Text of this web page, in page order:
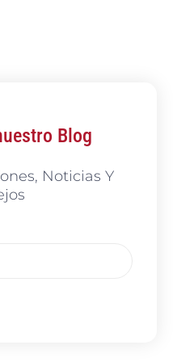
Blog
Noticias Y